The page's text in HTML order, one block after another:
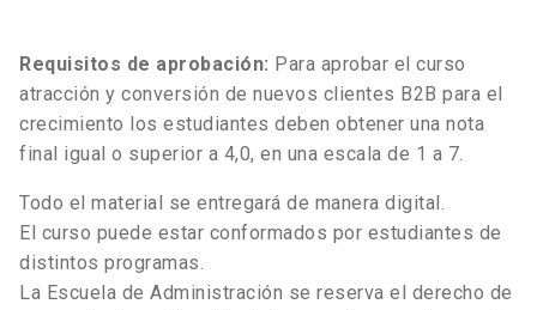
Proceso y comité de compra, intereses
y necesidades de los integrantes.
Proceso de toma de decisión (criterios
de decisión).
Manejo de objeciones.
Cierre negocio - Contrato.
Requisitos de aprobación: Para aprobar el curso
atracción y conversión de nuevos clientes B2B para el
crecimiento los estudiantes deben obtener una nota
final igual o superior a 4,0, en una escala de 1 a 7.
Todo el material se entregará de manera digital.
El curso puede estar conformados por estudiantes de
distintos programas.
La Escuela de Administración se reserva el derecho de